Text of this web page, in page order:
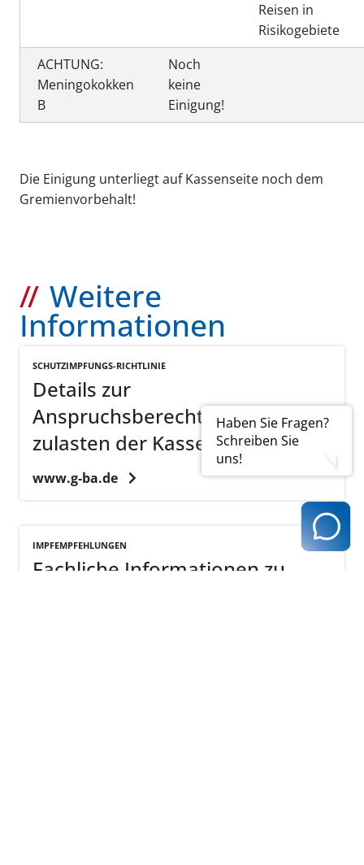
Haben Sie Fragen?
Schreiben Sie
uns!
Reisen in
Risikogebiete
ACHTUNG:
Meningokokken
B
Noch
keine
Einigung!
Die Einigung unterliegt auf Kassenseite noch dem
Gremienvorbehalt!
Weitere
Informationen
SCHUTZIMPFUNGS-RICHTLINIE
Details zur
Anspruchsberechtigung
zulasten der Kassen
www.g-ba.de
IMPFEMPFEHLUNGEN
Fachliche Informationen zu